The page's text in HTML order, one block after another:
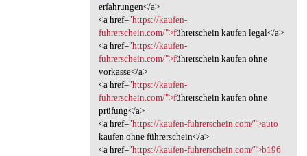
erfahrungen</a>
<a href="https://kaufen-
fuhrerschein.com/">führerschein kaufen legal</a>
<a href="https://kaufen-
fuhrerschein.com/">führerschein kaufen ohne
vorkasse</a>
<a href="https://kaufen-
fuhrerschein.com/">führerschein kaufen ohne
prüfung</a>
<a href="https://kaufen-fuhrerschein.com/">auto
kaufen ohne führerschein</a>
<a href="https://kaufen-fuhrerschein.com/">b196